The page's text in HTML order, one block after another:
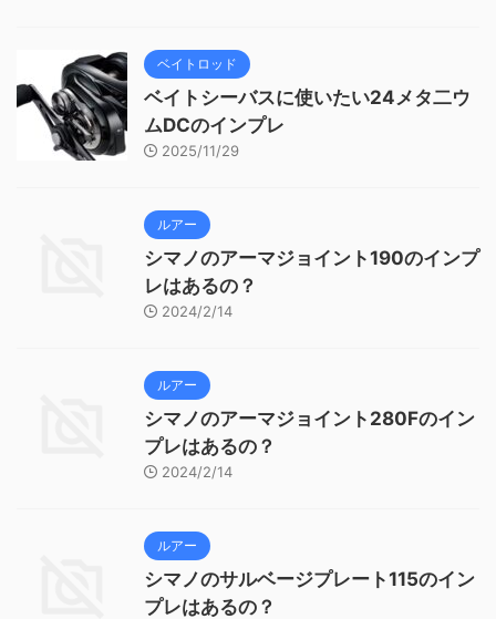
ベイトロッド
ベイトシーバスに使いたい24メタ二ウ
ムDCのインプレ
2025/11/29
ルアー
シマノのアーマジョイント190のインプ
レはあるの？
2024/2/14
ルアー
シマノのアーマジョイント280Fのイン
プレはあるの？
2024/2/14
ルアー
シマノのサルベージプレート115のイン
プレはあるの？